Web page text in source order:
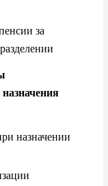
за
назначении